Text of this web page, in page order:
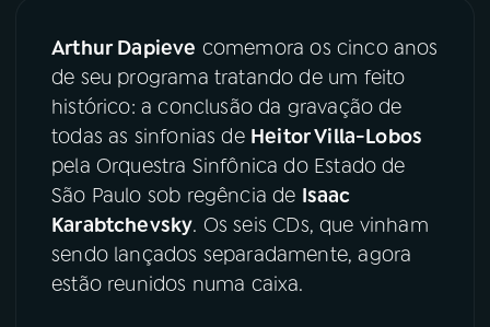
07ÚLTIMAS
PRÊMIO RÁDIO MEC
ACOMPANHE A RÁDIO MEC
YouTube Facebook
Arthur Dapieve comemora os cinco anos
de seu programa tratando de um feito
histórico: a conclusão da gravação de
todas as sinfonias de Heitor Villa-Lobos
pela Orquestra Sinfônica do Estado de
São Paulo sob regência de Isaac
Karabtchevsky. Os seis CDs, que vinham
sendo lançados separadamente, agora
estão reunidos numa caixa.